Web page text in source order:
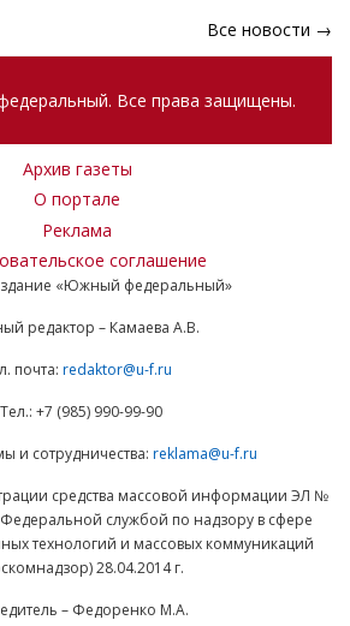
Все новости →
Все права защищены.
Архив газеты
О портале
Реклама
соглашение
«Южный федеральный»
редактор – Камаева А.В.
почта: redaktor@u-f.ru
Тел.: +7 (985) 990-99-90
и сотрудничества: reklama@u-f.ru
средства массовой информации ЭЛ №
службой по надзору в сфере
технологий и массовых коммуникаций
28.04.2014 г.
– Федоренко М.А.